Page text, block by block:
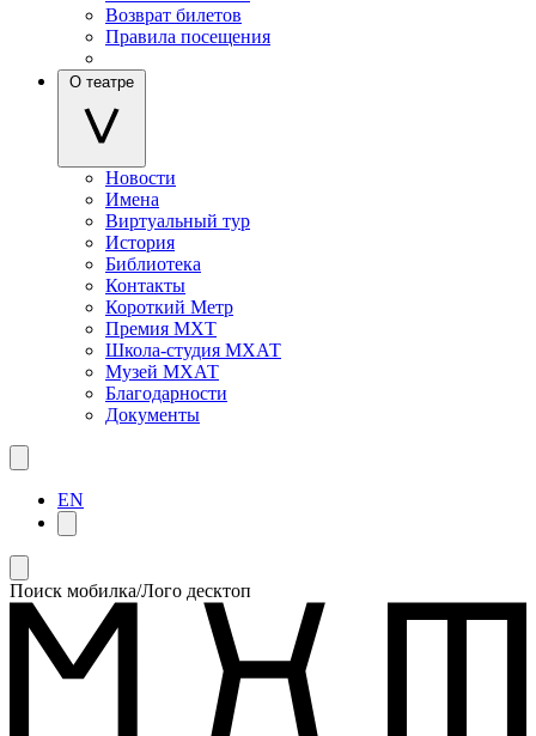
Возврат билетов
Правила посещения
О театре
Новости
Имена
Виртуальный тур
История
Библиотека
Контакты
Короткий Метр
Премия МХТ
Школа-студия МХАТ
Музей МХАТ
Благодарности
Документы
EN
Поиск мобилка/Лого десктоп